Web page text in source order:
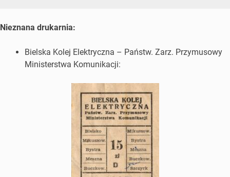
Nieznana drukarnia:
Bielska Kolej Elektryczna – Państw. Zarz. Przymusowy
Ministerstwa Komunikacji: